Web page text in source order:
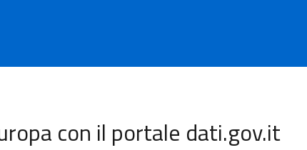
con il portale dati.gov.it